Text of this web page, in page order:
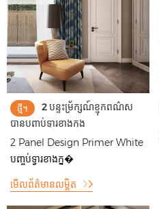
ថ្មី។
2 បន្ទះម្រ័ក្សណ៍ខ្មុកពណ៌ស
បានបញ្ចប់ទ្វារខាងក្នុង
2 Panel Design Primer White
បញ្ចប់ទ្វារខាងក្ន�
មើលព័ត៌មានលម្អិត